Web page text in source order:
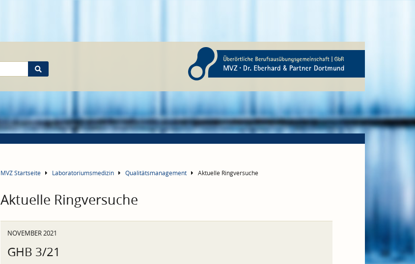
MVZ Startseite Laboratoriumsmedizin Qualitätsmanagement Aktuelle Ringversuche
Aktuelle Ringversuche
NOVEMBER 2021
GHB 3/21